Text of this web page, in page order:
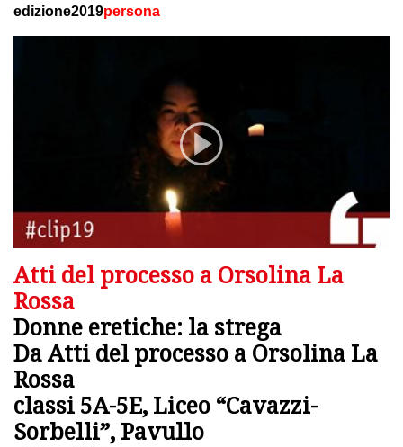
edizione2019persona
Atti del processo a Orsolina La
Rossa
Donne eretiche: la strega
Da Atti del processo a Orsolina La
Rossa
classi 5A-5E, Liceo “Cavazzi-
Sorbelli”, Pavullo